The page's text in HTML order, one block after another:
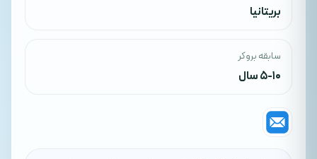
بریتانیا
سابقه بروکر
5-10 سال